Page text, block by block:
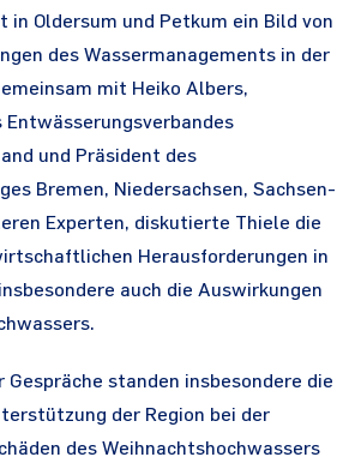
in Oldersum und Petkum ein Bild von
des Wassermanagements in der
mit Heiko Albers,
Entwässerungsverbandes
und Präsident des
Bremen, Niedersachsen, Sachsen-
Experten, diskutierte Thiele die
Herausforderungen in
auch die Auswirkungen
standen insbesondere die
der Region bei der
des Weihnachtshochwassers